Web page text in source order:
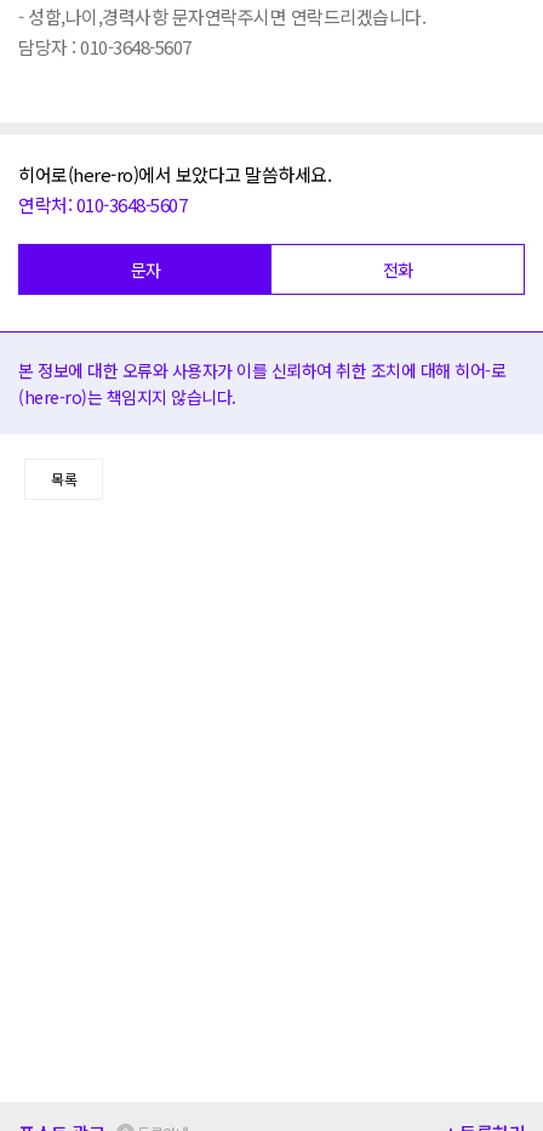
- 성함,나이,경력사항 문자연락주시면 연락드리겠습니다.
담당자 : 010-3648-5607
히어로(here-ro)에서 보았다고 말씀하세요.
연락처: 010-3648-5607
문자 전화
본 정보에 대한 오류와 사용자가 이를 신뢰하여 취한 조치에 대해 히어-로
(here-ro)는 책임지지 않습니다.
목록